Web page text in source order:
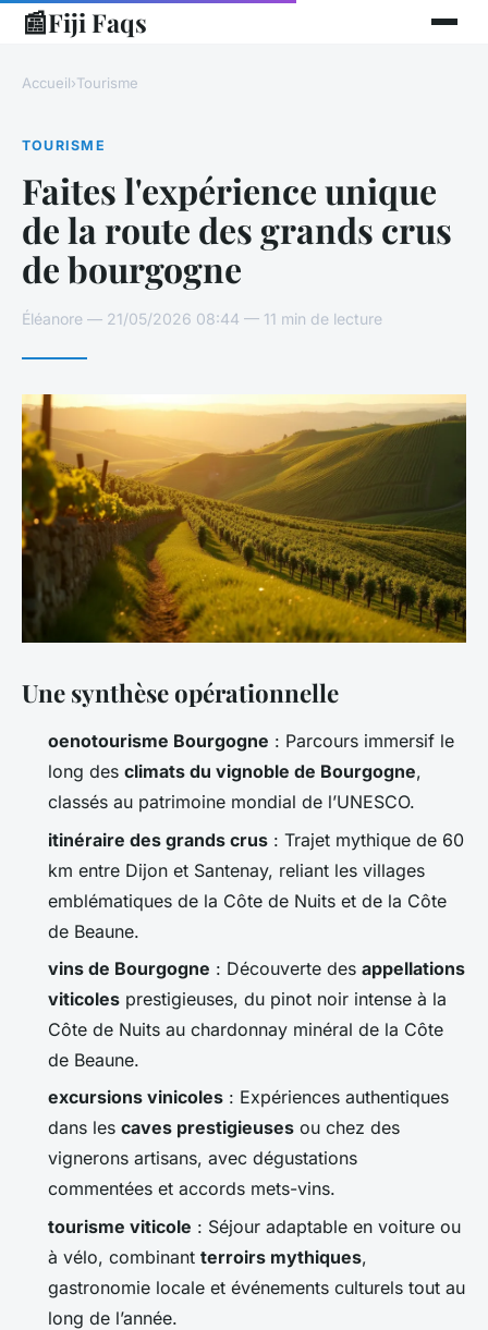
📰Fiji Faqs
Accueil›Tourisme
TOURISME
Faites l'expérience unique
de la route des grands crus
de bourgogne
Éléanore — 21/05/2026 08:44 — 11 min de lecture
Une synthèse opérationnelle
oenotourisme Bourgogne : Parcours immersif le
long des climats du vignoble de Bourgogne,
classés au patrimoine mondial de l’UNESCO.
itinéraire des grands crus : Trajet mythique de 60
km entre Dijon et Santenay, reliant les villages
emblématiques de la Côte de Nuits et de la Côte
de Beaune.
vins de Bourgogne : Découverte des appellations
viticoles prestigieuses, du pinot noir intense à la
Côte de Nuits au chardonnay minéral de la Côte
de Beaune.
excursions vinicoles : Expériences authentiques
dans les caves prestigieuses ou chez des
vignerons artisans, avec dégustations
commentées et accords mets-vins.
tourisme viticole : Séjour adaptable en voiture ou
à vélo, combinant terroirs mythiques,
gastronomie locale et événements culturels tout au
long de l’année.